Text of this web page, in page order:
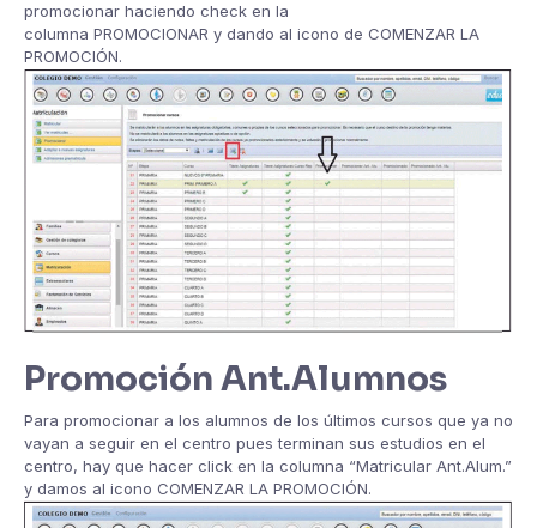
promocionar haciendo check en la
columna PROMOCIONAR y dando al icono de COMENZAR LA
PROMOCIÓN.
Promoción Ant.Alumnos
Para promocionar a los alumnos de los últimos cursos que ya no
vayan a seguir en el centro pues terminan sus estudios en el
centro, hay que hacer click en la columna “Matricular Ant.Alum.”
y damos al icono COMENZAR LA PROMOCIÓN.